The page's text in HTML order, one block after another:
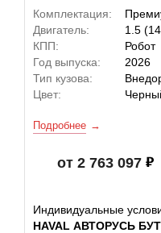
Комплектация:
Двигатель:
1.5
КПП:
Робот
Год выпуска:
2026
Тип кузова:
Цвет:
Подробнее
от 2 763 097
Индивидуальные
HAVAL АВТОРУСЬ